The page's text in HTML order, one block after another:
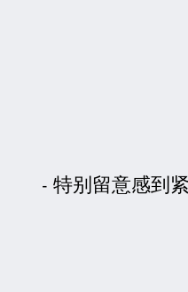
特别留意感到